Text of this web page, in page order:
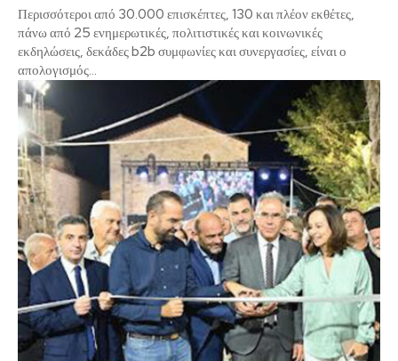
Περισσότεροι από 30.000 επισκέπτες, 130 και πλέον εκθέτες,
πάνω από 25 ενημερωτικές, πολιτιστικές και κοινωνικές
εκδηλώσεις, δεκάδες b2b συμφωνίες και συνεργασίες, είναι ο
απολογισμός...